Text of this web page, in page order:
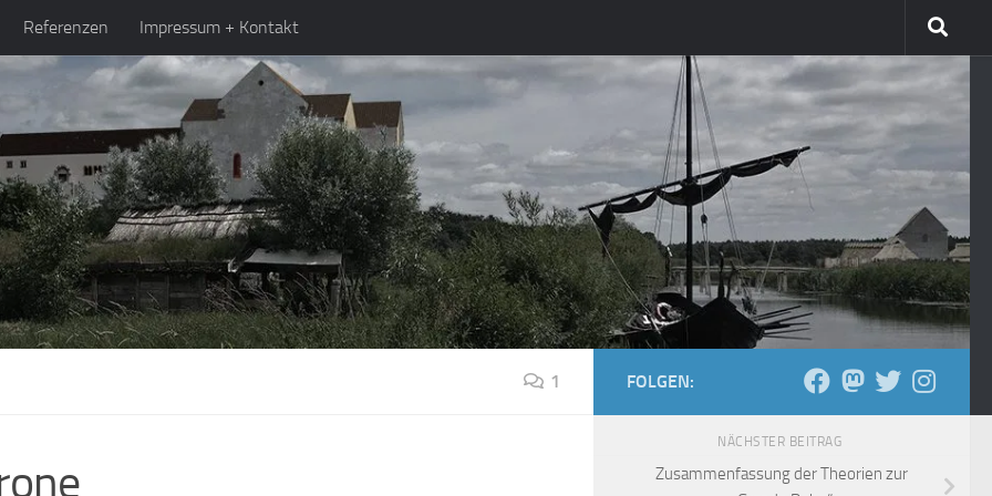
Referenzen Impressum + Kontakt
1 FOLGEN:
NÄCHSTER BEITRAG
Zusammenfassung der Theorien zur